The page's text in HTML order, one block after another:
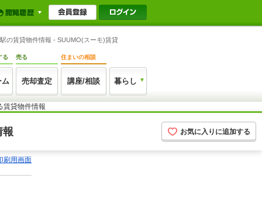
の賃貸物件情報 - SUUMO(スーモ)賃貸
る
ム
売る
売却査定
住まいの相談
講座/相談 暮らし
賃貸物件情報
報 お気に入りに追加する
刷用画面